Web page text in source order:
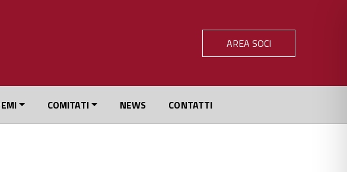
AREA SOCI
COMITATI NEWS CONTATTI